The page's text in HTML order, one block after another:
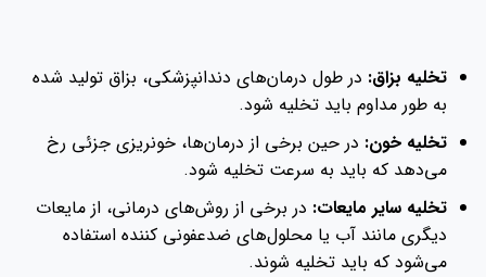
تخلیه بزاق: در طول درمان‌های دندانپزشکی، بزاق تولید شده
به طور مداوم باید تخلیه شود.
تخلیه خون: در حین برخی از درمان‌ها، خونریزی جزئی رخ
می‌دهد که باید به سرعت تخلیه شود.
تخلیه سایر مایعات: در برخی از روش‌های درمانی، از مایعات
دیگری مانند آب یا محلول‌های ضدعفونی کننده استفاده
می‌شود که باید تخلیه شوند.